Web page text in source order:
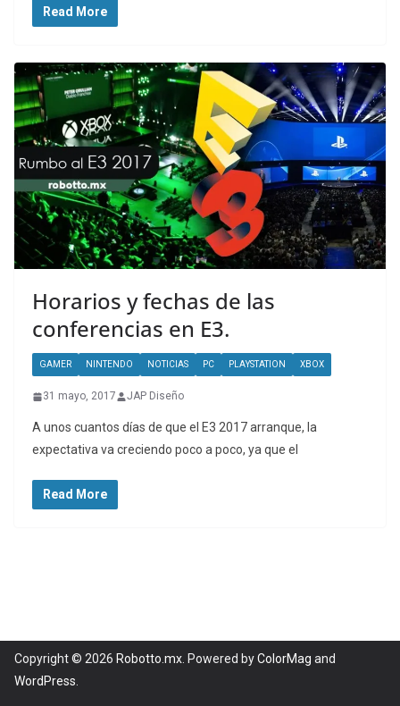
Read More
Horarios y fechas de las
conferencias en E3.
GAMER NINTENDO NOTICIAS PC PLAYSTATION XBOX
31 mayo, 2017 JAP Diseño
A unos cuantos días de que el E3 2017 arranque, la
expectativa va creciendo poco a poco, ya que el
Read More
Copyright © 2026 Robotto.mx . Powered byColorMag and
WordPress